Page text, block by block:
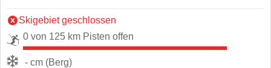
Skigebiet geschlossen
0 von 125 km Pisten offen
- cm (Berg)